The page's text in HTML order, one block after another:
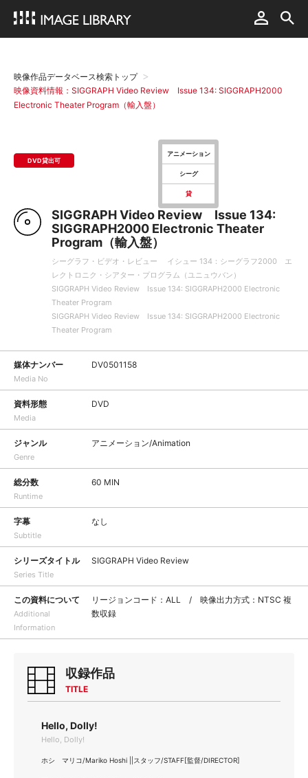
映像作品データベース検索トップ
映像資料情報：SIGGRAPH Video Review Issue 134: SIGGRAPH2000
Electronic Theater Program（輸入盤）
DVD貸出可
アニメーション
シーグ
貸
SIGGRAPH Video Review Issue 134:
SIGGRAPH2000 Electronic Theater
Program（輸入盤）
シーグラフ・ビデオ・レビュー イシュー 134：シーグラフ2000 エ
レクトロニク・シアター・プログラム（ユニュウバン）
SIGGRAPH Video Review Issue 134: SIGGRAPH2000 Electronic
Theater Program
SIGGRAPH Video Review Issue 134: SIGGRAPH2000 Electronic
Theater Program
媒体ナンバー
Media No
DV0501158
資料形態
Media
DVD
ジャンル
Genre
アニメーション/Animation
総分数
Runtime
60 MIN
字幕
Subtitle
なし
シリーズタイトル
Series Title
SIGGRAPH Video Review
この資料について
Additional
Information
リージョンコード：ALL / 映像出力方式：NTSC 複
数収録
収録作品
TITLE
Hello, Dolly!
Hello, Dolly!
ホシ マリコ/Mariko Hoshi ||スタッフ/STAFF[監督/DIRECTOR]